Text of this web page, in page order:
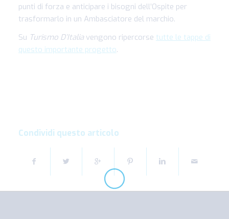
punti di forza e anticipare i bisogni dell’Ospite per
trasformarlo in un Ambasciatore del marchio.
Su Turismo D’Italiavengono ripercorse tutte le tappe di
questo importante progetto.
Condividi questo articolo